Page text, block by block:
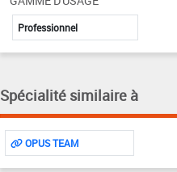
Professionnel
Spécialité similaire à
OPUS TEAM